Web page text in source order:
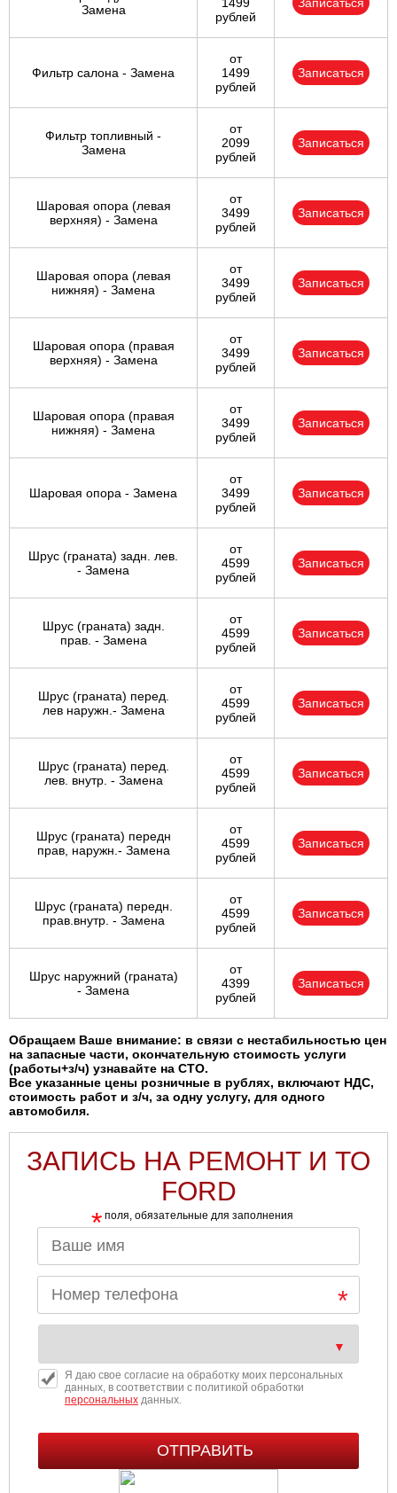
Замена
1499
рублей
Записаться
Фильтр салона - Замена
от
1499
рублей
Записаться
Фильтр топливный -
Замена
от
2099
рублей
Записаться
Шаровая опора (левая
верхняя) - Замена
от
3499
рублей
Записаться
Шаровая опора (левая
нижняя) - Замена
от
3499
рублей
Записаться
Шаровая опора (правая
верхняя) - Замена
от
3499
рублей
Записаться
Шаровая опора (правая
нижняя) - Замена
от
3499
рублей
Записаться
Шаровая опора - Замена
от
3499
рублей
Записаться
Шрус (граната) задн. лев.
- Замена
от
4599
рублей
Записаться
Шрус (граната) задн.
прав. - Замена
от
4599
рублей
Записаться
Шрус (граната) перед.
лев наружн.- Замена
от
4599
рублей
Записаться
Шрус (граната) перед.
лев. внутр. - Замена
от
4599
рублей
Записаться
Шрус (граната) передн
прав, наружн.- Замена
от
4599
рублей
Записаться
Шрус (граната) передн.
прав.внутр. - Замена
от
4599
рублей
Записаться
Шрус наружний (граната)
- Замена
от
4399
рублей
Записаться
Обращаем Ваше внимание: в связи с нестабильностью цен
на запасные части, окончательную стоимость услуги
(работы+з/ч) узнавайте на СТО.
Все указанные цены розничные в рублях, включают НДС,
стоимость работ и з/ч, за одну услугу, для одного
автомобиля.
ЗАПИСЬ НА РЕМОНТ И ТО
FORD
* поля, обязательные для заполнения
Я даю свое согласие на обработку моих персональных
данных, в соответствии с политикой обработки
персональныхданных.